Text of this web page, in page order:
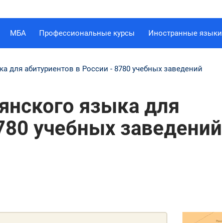
МБА Профессиональные курсы Иностранные языки
для абитуриентов в России - 8780 учебных заведений
языка для
учебных заведений